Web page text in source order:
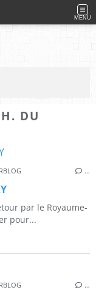
MENU
DU
…
par le Royaume-
pour...
…